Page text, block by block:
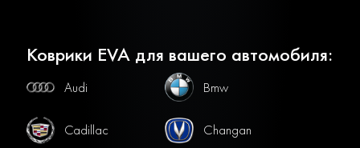
Коврики EVA для вашего автомобиля:
Audi Bmw
Cadillac Changan